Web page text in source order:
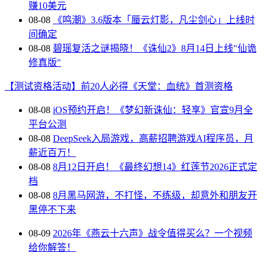
赚10美元
08-08
《鸣潮》3.6版本「蜃云灯影，凡尘剑心」上线时
间确定
08-08 碧瑶复活之谜揭晓！《诛仙2》8月14日上线"仙诡
修真版"
【测试资格活动】前20人必得《天堂：血统》首测资格
08-08 iOS预约开启！《梦幻新诛仙：轻享》官宣9月全
平台公测
08-08 DeepSeek入局游戏，高薪招聘游戏AI程序员，月
薪近百万！
08-08 8月12日开启！《最终幻想14》红莲节2026正式定
档
08-08 8月黑马网游，不打怪，不练级，却意外和朋友开
黑停不下来
08-09 2026年《燕云十六声》战令值得买么？一个视频
给你解答！